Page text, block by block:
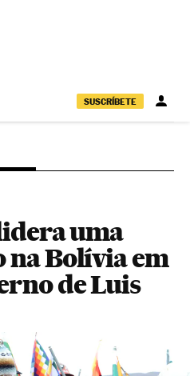
SUSCRÍBETE
uma
na Bolívia em
de Luis